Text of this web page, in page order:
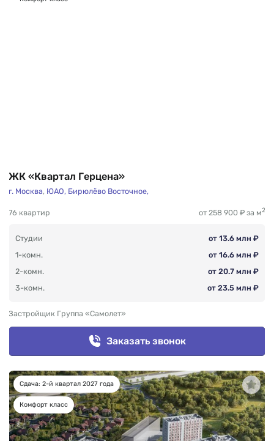
ЖК «Квартал Герцена»
г. Москва, ЮАО, Бирюлёво Восточное,
76 квартир от 258 900 ₽ за м2
Студии
от 13.6 млн ₽
1-комн.
от 16.6 млн ₽
2-комн.
от 20.7 млн ₽
3-комн.
от 23.5 млн ₽
Застройщик Группа «Самолет»
Заказать звонок
Сдача: 2-й квартал 2027 года
Комфорт класс